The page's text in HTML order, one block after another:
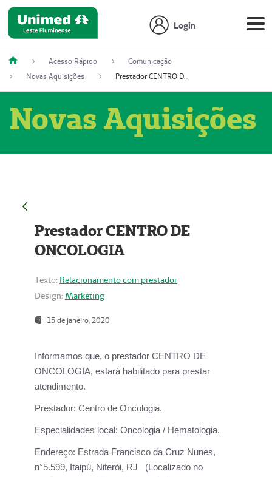
Login
Acesso Rápido
Comunicação
Novas Aquisições
Prestador CENTRO DE ONCOLOGIA
Novas Aquisições
Prestador CENTRO DE
ONCOLOGIA
Texto: Relacionamento com prestador
Design: Marketing
15 de janeiro, 2020
Informamos que, o prestador CENTRO DE
ONCOLOGIA, estará habilitado para prestar
atendimento.
Prestador: Centro de Oncologia.
Especialidades local: Oncologia / Hematologia.
Endereço: Estrada Francisco da Cruz Nunes,
n°5.599, Itaipú, Niterói, RJ (Localizado no